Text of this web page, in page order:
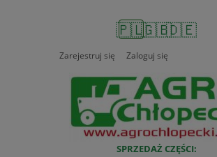
🇵🇱🇬🇧🇩🇪
Zarejestruj się Zaloguj się
SPRZEDAŻ CZĘŚCI: